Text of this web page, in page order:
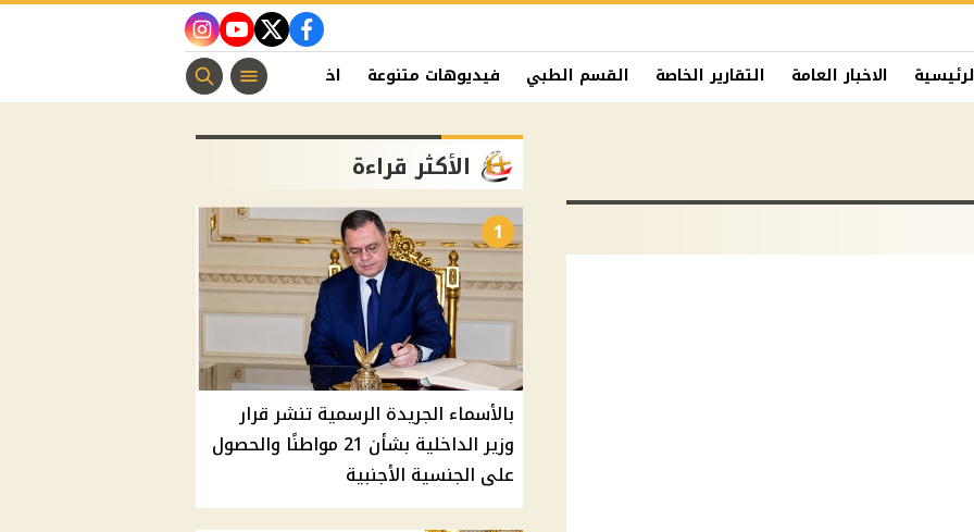
facebook
twitter
youtube
instagram
الاخبار العامة التقارير الخاصة القسم الطبي فيديوهات متنوعة اخبار الفن منوعات مسيحية
الأكثر قراءة
1
بالأسماء الجريدة الرسمية تنشر قرار
وزير الداخلية بشأن 21 مواطنًا والحصول
على الجنسية الأجنبية